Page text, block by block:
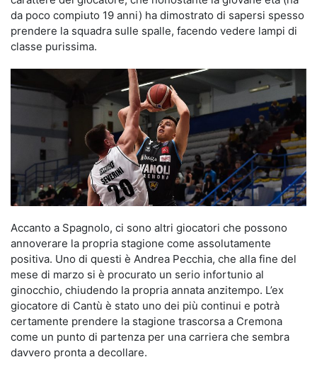
da poco compiuto 19 anni) ha dimostrato di sapersi spesso
prendere la squadra sulle spalle, facendo vedere lampi di
classe purissima.
Accanto a Spagnolo, ci sono altri giocatori che possono
annoverare la propria stagione come assolutamente
positiva. Uno di questi è Andrea Pecchia, che alla fine del
mese di marzo si è procurato un serio infortunio al
ginocchio, chiudendo la propria annata anzitempo. L’ex
giocatore di Cantù è stato uno dei più continui e potrà
certamente prendere la stagione trascorsa a Cremona
come un punto di partenza per una carriera che sembra
davvero pronta a decollare.